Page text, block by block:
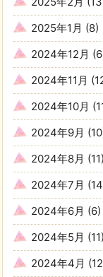
2025年1月 (8)
2024年12月
2024年11月
2024年10月
2024年9月
2024年8月 (11)
2024年7月
2024年6月 (6)
2024年5月 (11)
2024年4月